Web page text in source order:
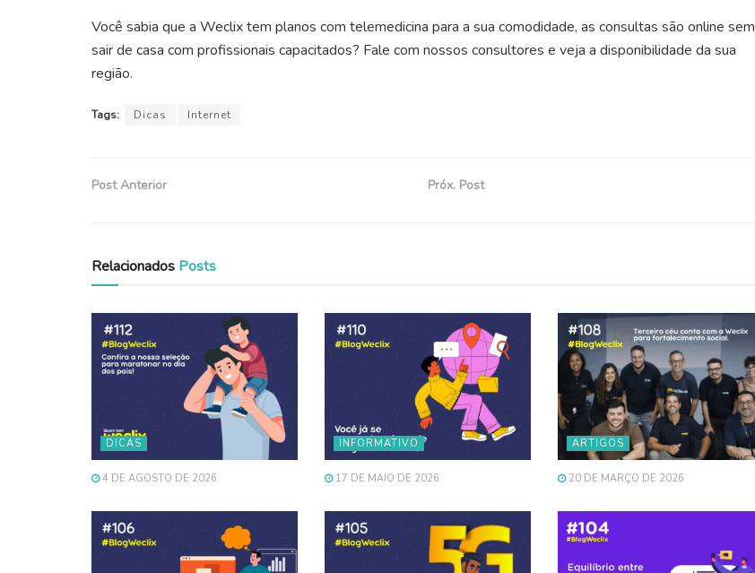
Você sabia que a Weclix tem planos com telemedicina para a sua comodidade, as consultas são online sem
sair de casa com profissionais capacitados? Fale com nossos consultores e veja a disponibilidade da sua
região.
Tags: Dicas Internet
Post Anterior Próx. Post
Relacionados Posts
DICAS
4 DE AGOSTO DE 2026
INFORMATIVO
17 DE MAIO DE 2026
ARTIGOS
20 DE MARÇO DE 2026